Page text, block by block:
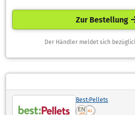
Zur Bestellung
Der Händler meldet sich
Best:Pellets